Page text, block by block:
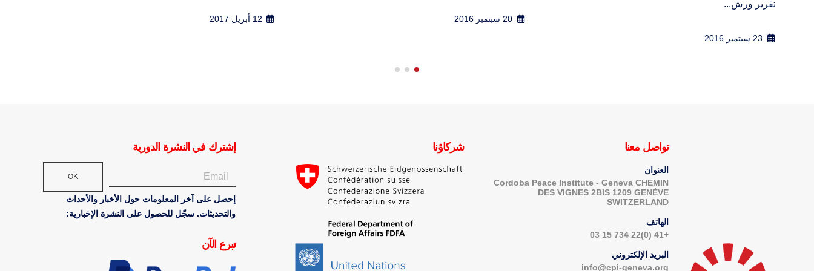
12 أبريل 2017
تواصل معنا
العنوان
Cordoba Peace Institute - Geneva CHEMIN
DES VIGNES 2BIS 1209 GENÈVE
SWITZERLAND
الهاتف
+41 (0)22 734 15 03
البريد الإلكتروني
info@cpi-geneva.org
شركاؤنا إشترك في النشرة الدورية
OK
إحصل على آخر المعلومات حول الأخبار والأحداث
والتحديثات. سجّل للحصول على النشرة الإخبارية:
تبرع الآن